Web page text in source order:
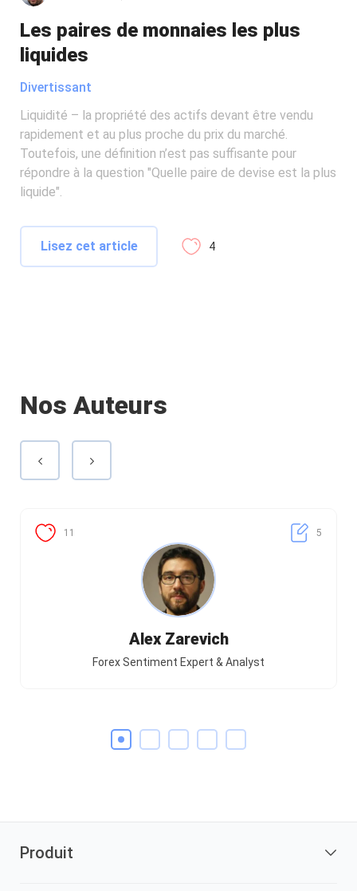
Les paires de monnaies les plus
liquides
Divertissant
Liquidité – la propriété des actifs devant être vendu
rapidement et au plus proche du prix du marché.
Toutefois, une définition n’est pas suffisante pour
répondre à la question "Quelle paire de devise est la plus
liquide".
Lisez cet article 4
Nos Auteurs
11 5
Alex Zarevich
Forex Sentiment Expert & Analyst
Produit